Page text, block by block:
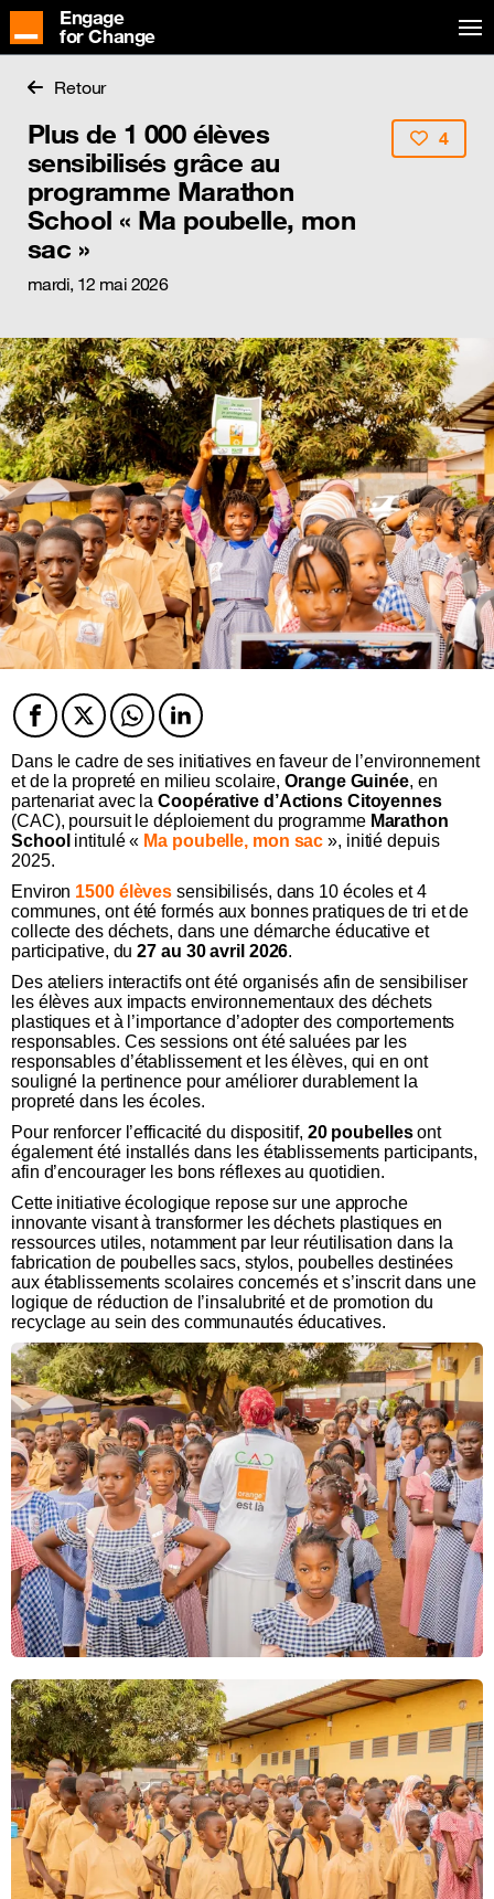
Engage
for Change
Retour
Plus de 1 000 élèves
sensibilisés grâce au
programme Marathon
School « Ma poubelle, mon
sac »
mardi, 12 mai 2026
4
Facebook
TwitterTwitterTwitter
Dans le cadre de ses initiatives en faveur de l’environnement
et de la propreté en milieu scolaire,Orange Guinée, en
partenariat avec laCoopérative d’Actions Citoyennes
(CAC), poursuit le déploiement du programme Marathon
School intitulé « Ma poubelle, mon sac», initié depuis
2025.
Environ 1500 élèves sensibilisés, dans 10 écoles et 4
communes, ont été formés aux bonnes pratiques de tri et de
collecte des déchets, dans une démarche éducative et
participative, du27 au 30 avril 2026.
Des ateliers interactifs ont été organisés afin de sensibiliser
les élèves aux impacts environnementaux des déchets
plastiques et à l’importance d’adopter des comportements
responsables. Ces sessions ont été saluées par les
responsables d’établissement et les élèves, qui en ont
souligné la pertinence pour améliorer durablement la
propreté dans les écoles.
Pour renforcer l’efficacité du dispositif, 20 poubellesont
également été installés dans les établissements participants,
afin d’encourager les bons réflexes au quotidien.
Cette initiative écologique repose sur une approche
innovante visant à transformer les déchets plastiques en
ressources utiles, notamment par leur réutilisation dans la
fabrication de poubelles sacs, stylos, poubelles destinées
aux établissements scolaires concernés et s’inscrit dans une
logique de réduction de l’insalubrité et de promotion du
recyclage au sein des communautés éducatives.